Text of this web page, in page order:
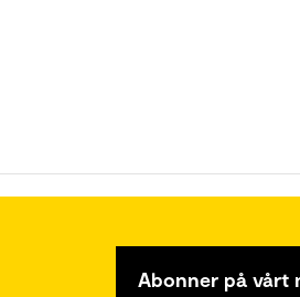
Abonner på vårt